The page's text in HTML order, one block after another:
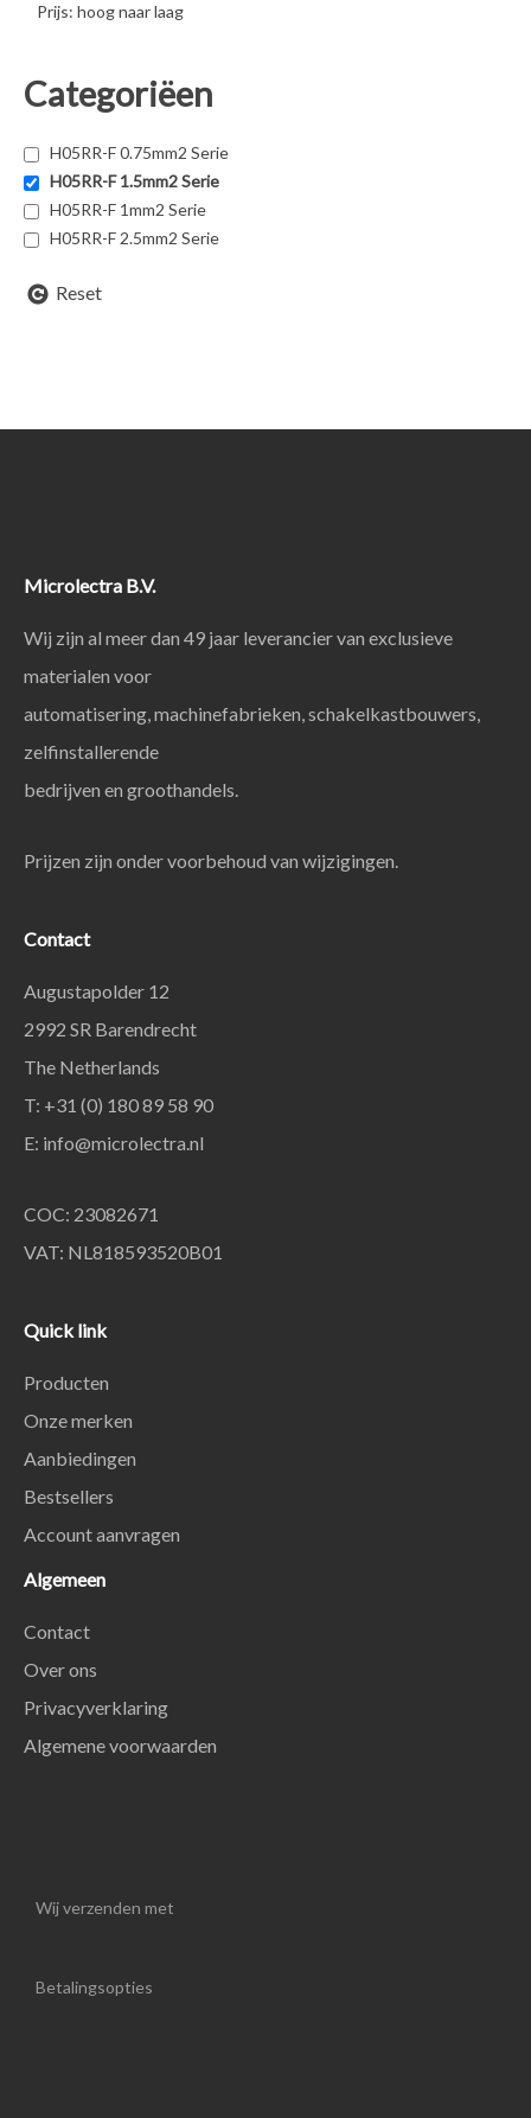
Prijs: hoog naar laag
Categoriëen
H05RR-F 0.75mm2 Serie
H05RR-F 1.5mm2 Serie
H05RR-F 1mm2 Serie
H05RR-F 2.5mm2 Serie
Reset
Microlectra B.V.
Wij zijn al meer dan 49 jaar leverancier van exclusieve
materialen voor
automatisering, machinefabrieken, schakelkastbouwers,
zelfinstallerende
bedrijven en groothandels.
Prijzen zijn onder voorbehoud van wijzigingen.
Contact
Augustapolder 12
2992 SR Barendrecht
The Netherlands
T: +31 (0) 180 89 58 90
E: info@microlectra.nl
COC: 23082671
VAT: NL818593520B01
Quick link
Producten
Onze merken
Aanbiedingen
Bestsellers
Account aanvragen
Algemeen
Contact
Over ons
Privacyverklaring
Algemene voorwaarden
Wij verzenden met
Betalingsopties